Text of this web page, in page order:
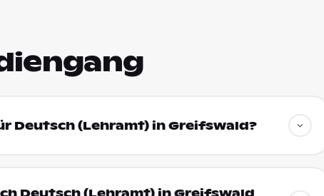
Deutsch (Lehramt) in Greifswald?